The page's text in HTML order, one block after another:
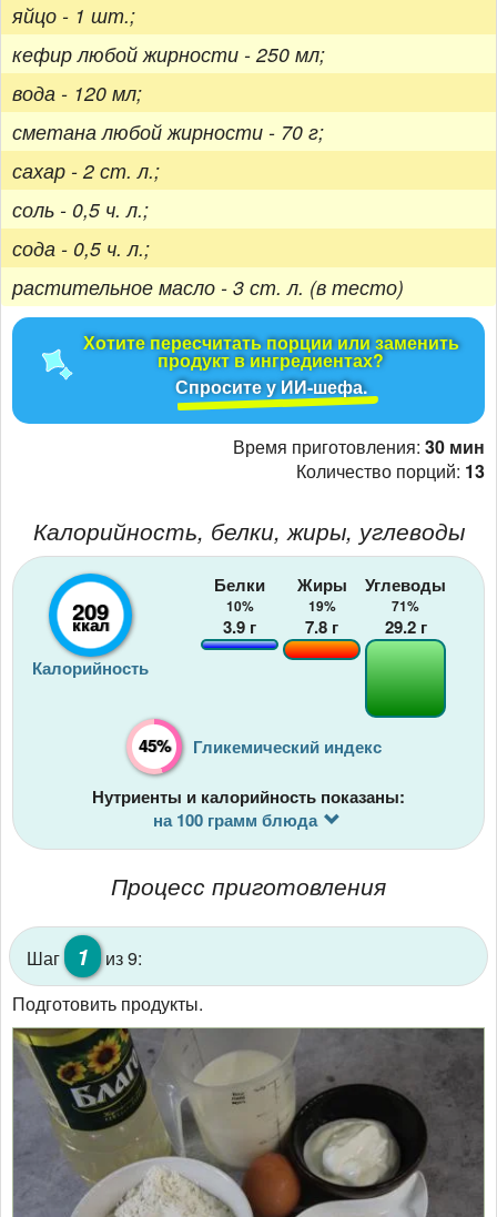
яйцо - 1 шт.;
кефир любой жирности - 250 мл;
вода - 120 мл;
сметана любой жирности - 70 г;
сахар - 2 ст. л.;
соль - 0,5 ч. л.;
сода - 0,5 ч. л.;
растительное масло - 3 ст. л. (в тесто)
Хотите пересчитать порции или заменить
продукт в ингредиентах?
Спросите у ИИ-шефа.
Время приготовления: 30 мин
Количество порций: 13
Калорийность, белки, жиры, углеводы
209
ккал
Калорийность
Белки
10%
3.9 г
Жиры
19%
7.8 г
Углеводы
71%
29.2г
45% Гликемический индекс
Нутриенты и калорийность показаны:
на 100 грамм блюда
Процесс приготовления
Шаг 1
из 9:
Подготовить продукты.